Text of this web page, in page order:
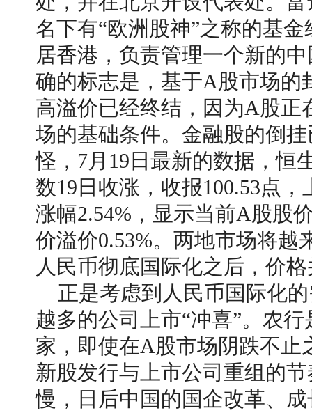
名下有“欧洲股神”之称的基
居香港，负责管理一个新的
确的标志是，基于A股市场的
高溢价已经终结，因为A股正
场的基础条件。金融股的倒
怪，7月19日最新的数据，恒
数19日收涨，收报100.53点，
涨幅2.54%，显示当前A股股
价溢价0.53%。两地市场将越
人民币彻底国际化之后，价
正是考虑到人民币国际化
越多的公司上市“冲喜”。农
家，即使在A股市场阴跌不止
新股发行与上市公司重组的
慢，日后中国的国企改革、